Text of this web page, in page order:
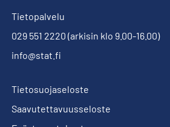
Tietopalvelu
029 551 2220 (arkisin klo 9.00-16.00)
info@stat.fi
Tietosuojaseloste
Saavutettavuusseloste